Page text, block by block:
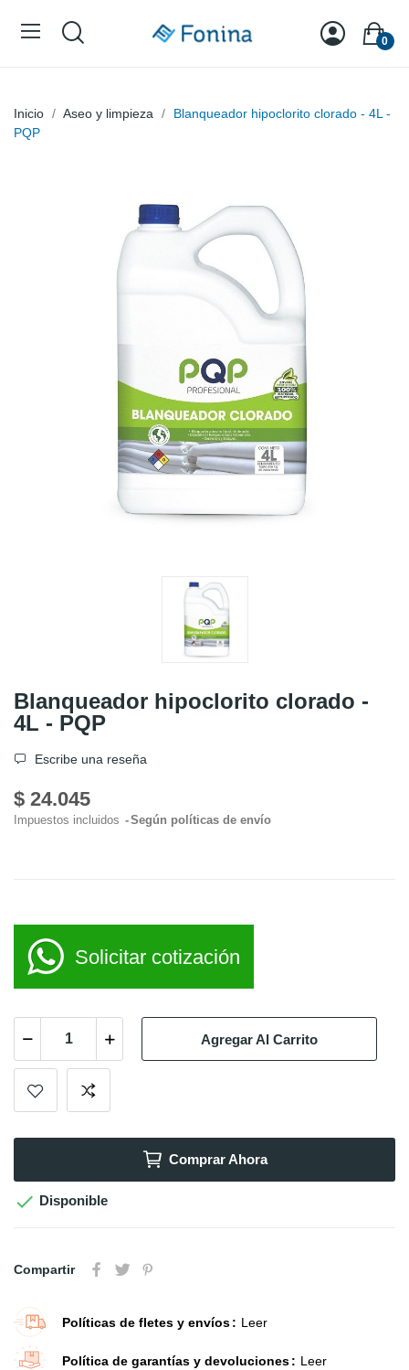
0
Inicio Aseo y limpieza
Blanqueador hipoclorito clorado - 4L -
PQP
Blanqueador hipoclorito clorado -
4L - PQP
Escribe una reseña
$ 24.045
Impuestos incluidos Según políticas de envío
Solicitar cotización
Agregar Al Carrito
Comprar Ahora
 Disponible
Compartir
Políticas de fletes y envíos Leer
Política de garantías y devoluciones Leer